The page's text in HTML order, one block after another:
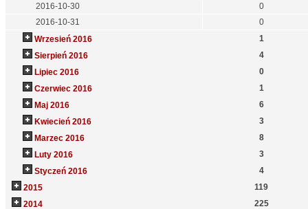
2016-10-30
0
2016-10-31
0
Wrzesień 2016
1
Sierpień 2016
4
Lipiec 2016
0
Czerwiec 2016
1
Maj 2016
6
Kwiecień 2016
3
Marzec 2016
8
Luty 2016
3
Styczeń 2016
4
2015
119
2014
225